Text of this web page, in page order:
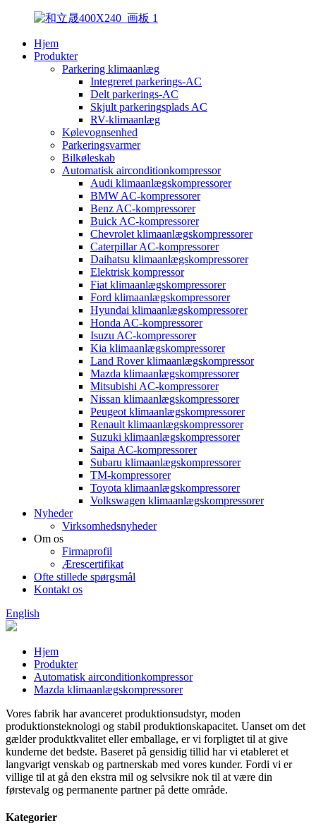
Hjem
Produkter
Parkering klimaanlæg
Integreret parkerings-AC
Delt parkerings-AC
Skjult parkeringsplads AC
RV-klimaanlæg
Kølevognsenhed
Parkeringsvarmer
Bilkøleskab
Automatisk airconditionkompressor
Audi klimaanlægskompressorer
BMW AC-kompressorer
Benz AC-kompressorer
Buick AC-kompressorer
Chevrolet klimaanlægskompressorer
Caterpillar AC-kompressorer
Daihatsu klimaanlægskompressorer
Elektrisk kompressor
Fiat klimaanlægskompressorer
Ford klimaanlægskompressorer
Hyundai klimaanlægskompressorer
Honda AC-kompressorer
Isuzu AC-kompressorer
Kia klimaanlægskompressorer
Land Rover klimaanlægskompressor
Mazda klimaanlægskompressorer
Mitsubishi AC-kompressorer
Nissan klimaanlægskompressorer
Peugeot klimaanlægskompressorer
Renault klimaanlægskompressorer
Suzuki klimaanlægskompressorer
Saipa AC-kompressorer
Subaru klimaanlægskompressorer
TM-kompressorer
Toyota klimaanlægskompressorer
Volkswagen klimaanlægskompressorer
Nyheder
Virksomhedsnyheder
Om os
Firmaprofil
Ærescertifikat
Ofte stillede spørgsmål
Kontakt os
English
Hjem
Produkter
Automatisk airconditionkompressor
Mazda klimaanlægskompressorer
Vores fabrik har avanceret produktionsudstyr, moden
produktionsteknologi og stabil produktionskapacitet. Uanset om det
gælder produktkvalitet eller emballage, er vi forpligtet til at give
kunderne det bedste. Baseret på gensidig tillid har vi etableret et
langvarigt venskab og partnerskab med vores kunder. Fordi vi er
villige til at gå den ekstra mil og selvsikre nok til at være din
førstevalg og permanente partner på dette område.
Kategorier